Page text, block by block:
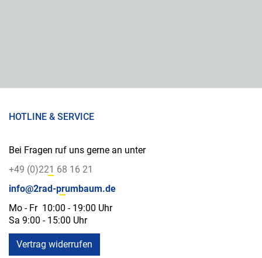
HOTLINE & SERVICE
Bei Fragen ruf uns gerne an unter
+49 (0)221 68 16 21
info@2rad-prumbaum.de
Mo - Fr 10:00 - 19:00 Uhr
Sa 9:00 - 15:00 Uhr
Vertrag widerrufen